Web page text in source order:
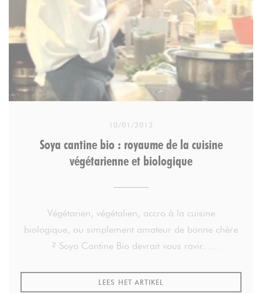
10/01/2013
Soya cantine bio : royaume de la cuisine
végétarienne et biologique
Végétarien, végétalien, accro à la cuisine
biologique, ou simplement amateur de bonne chère
? Soya Cantine Bio devrait vous ravir...
LEES HET ARTIKEL